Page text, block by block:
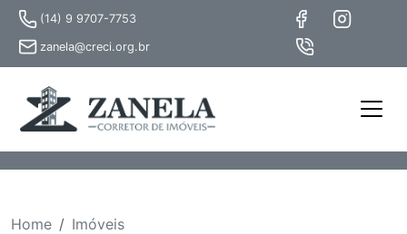
(14) 9 9707-7753
zanela@creci.org.br
Home
Imóveis